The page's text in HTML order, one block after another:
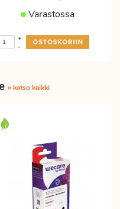
Varastossa
-
+
» katso kaikki